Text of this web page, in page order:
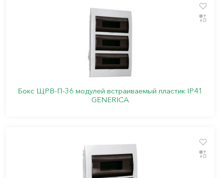
Бокс ЩРВ-П-36 модулей встраиваемый пластик IP41
GENERICA